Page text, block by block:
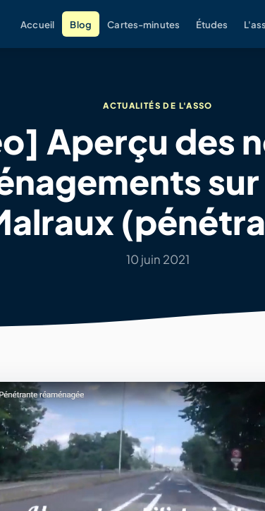
Accueil Blog Cartes-minutes Études
ACTUALITÉS DE L'ASSO
Aperçu des
sur
10 juin 2021